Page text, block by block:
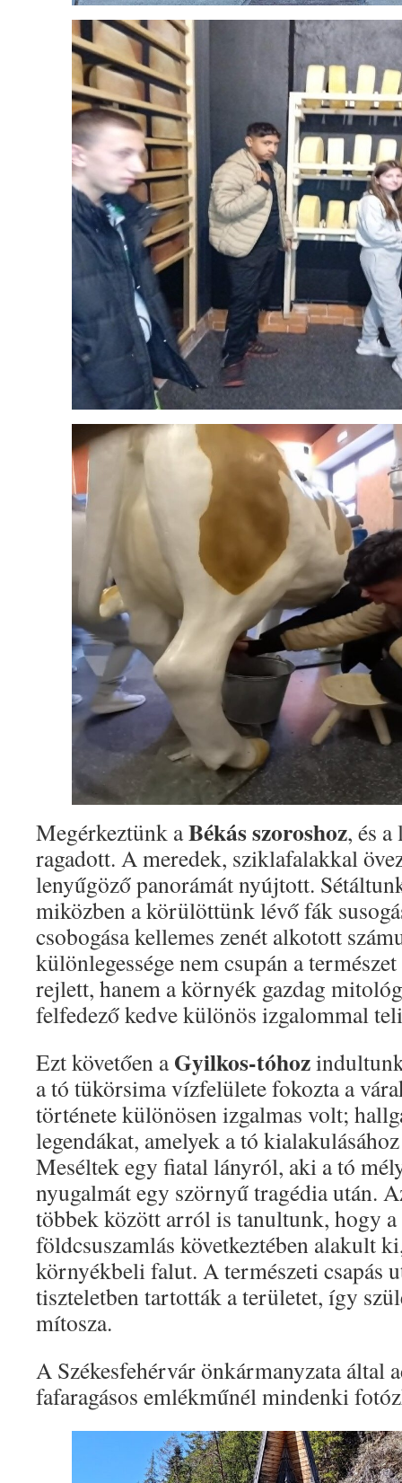
Megérkeztünk aBékás szoroshoz, és
ragadott. A meredek, sziklafalakkal
lenyűgöző panorámát nyújtott.
miközben a körülöttünk lévő fák
csobogása kellemes zenét alkotott
különlegessége nem csupán a
rejlett, hanem a környék gazdag
felfedező kedve különös izgalommal
Ezt követően aGyilkos-tóhoz
a tó tükörsima vízfelülete fokozta a
története különösen izgalmas volt;
legendákat, amelyek a tó
Meséltek egy fiatal lányról, aki a tó
nyugalmát egy szörnyű tragédia után.
többek között arról is tanultunk, hogy
földcsuszamlás következtében alakult
környékbeli falut. A természeti csapás
tiszteletben tartották a területet, így
mítosza.
A Székesfehérvár önkármanyzata által
fafaragásos emlékműnél mindenki